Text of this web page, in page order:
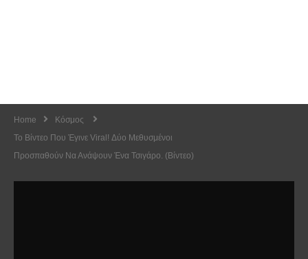
Home
Κόσμος
Το Βίντεο Που Έγινε Viral! Δύο Μεθυσμένοι
Προσπαθούν Να Ανάψουν Ένα Τσιγάρο. (Βίντεο)